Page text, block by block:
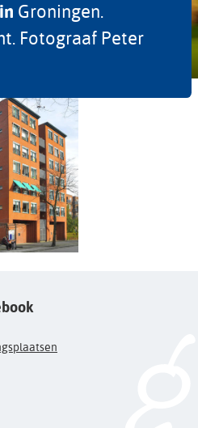
Groningen.
Fotograaf Peter